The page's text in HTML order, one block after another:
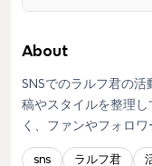
About
SNSでのラルフ君の
稿やスタイルを整理
く、ファンやフォロ
sns ラルフ君